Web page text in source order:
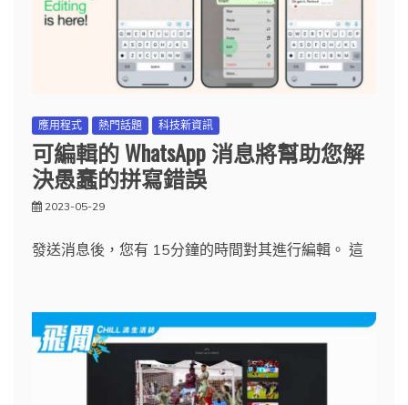
應用程式 熱門話題 科技新資訊
可編輯的 WhatsApp 消息將幫助您解
決愚蠢的拼寫錯誤
2023-05-29
發送消息後，您有 15分鐘的時間對其進行編輯。 這